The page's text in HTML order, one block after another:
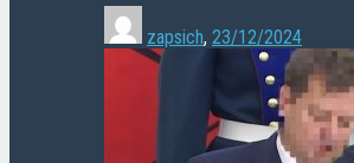
zapsich, 23/12/2024